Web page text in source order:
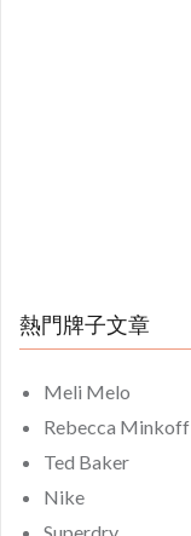
熱門牌子文章
Meli Melo
Rebecca Minkoff
Ted Baker
Nike